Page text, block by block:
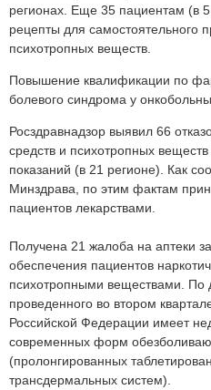
регионах. Еще 35 пациентам (в
рецепты для самостоятельного
психотропных веществ.
Повышение квалификации по
болевого синдрома у
Росздравнадзор выявил 66
средств и психотропных
показаний (в 21 регионе). Как
Минздрава, по этим фактам
пациентов лекарствами.
Получена 21 жалоба на аптеки
обеспечения пациентов
психотропными веществами. По
проведенного во втором
Российской Федерации имеет
современных форм
(пролонгированных
трансдермальных систем).